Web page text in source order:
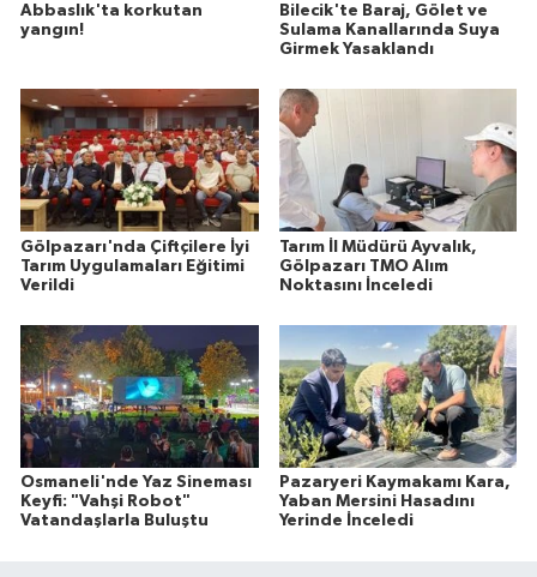
Abbaslık'ta korkutan
yangın!
Bilecik'te Baraj, Gölet ve
Sulama Kanallarında Suya
Girmek Yasaklandı
Gölpazarı'nda Çiftçilere İyi
Tarım Uygulamaları Eğitimi
Verildi
Tarım İl Müdürü Ayvalık,
Gölpazarı TMO Alım
Noktasını İnceledi
Osmaneli'nde Yaz Sineması
Keyfi: "Vahşi Robot"
Vatandaşlarla Buluştu
Pazaryeri Kaymakamı Kara,
Yaban Mersini Hasadını
Yerinde İnceledi